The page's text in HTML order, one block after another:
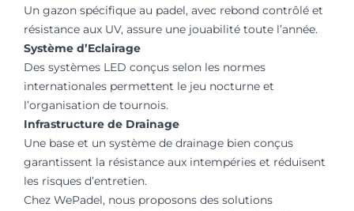
Un gazon spécifique au padel, avec rebond contrôlé et
résistance aux UV, assure une jouabilité toute l’année.
Système d’Eclairage
Des systèmes LED conçus selon les normes
internationales permettent le jeu nocturne et
l’organisation de tournois.
Infrastructure de Drainage
Une base et un système de drainage bien conçus
garantissent la résistance aux intempéries et réduisent
les risques d’entretien.
Chez WePadel, nous proposons des solutions